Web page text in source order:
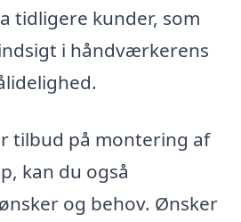
tidligere kunder, som
i håndværkerens
tilbud på montering af
kan du også
og behov. Ønsker